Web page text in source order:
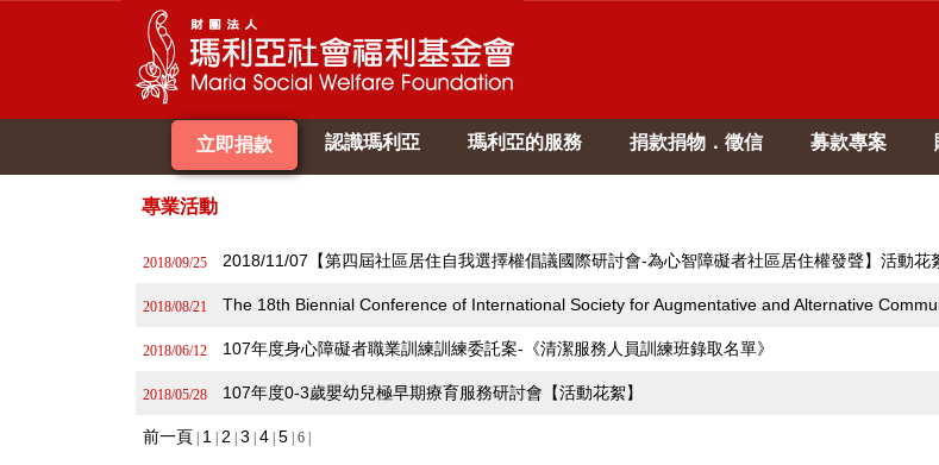
立即捐款 認識瑪利亞 瑪利亞的服務 捐款捐物．徵信 募款專案
專業活動
2018/09/25 2018/11/07【第四屆社區居住自我選擇權倡議國際研討會-為心智障礙者社區居住權發聲】活動花
2018/08/21 The 18th Biennial Conference of International Society for Augmentative and Alternative
2018/06/12 107年度身心障礙者職業訓練訓練委託案-《清潔服務人員訓練班錄取名單》
2018/05/28 107年度0-3歲嬰幼兒極早期療育服務研討會【活動花絮】
前一頁 1 2 3 4 5 | 6 |